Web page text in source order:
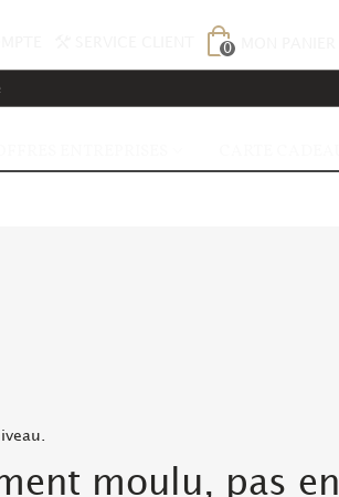
0
moulu, pas en